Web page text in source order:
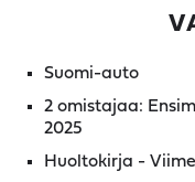
Suomi-auto
2 omistajaa:
2025
Huoltokirja -